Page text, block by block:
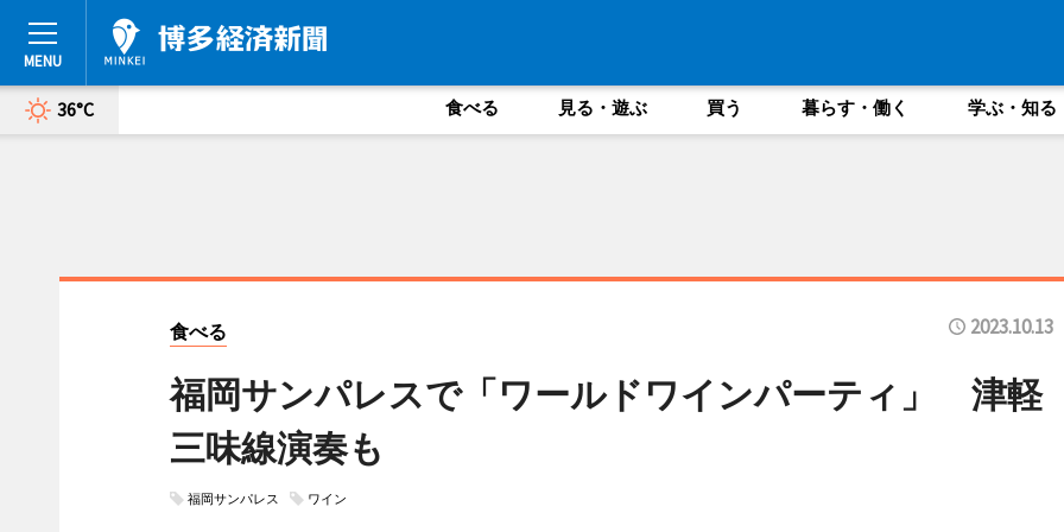
36°C 食べる 見る・遊ぶ 買う 暮らす・働く 学ぶ・知る
食べる 2023.10.13
福岡サンパレスで「ワールドワインパーティ」 津軽
三味線演奏も
福岡サンパレス ワイン